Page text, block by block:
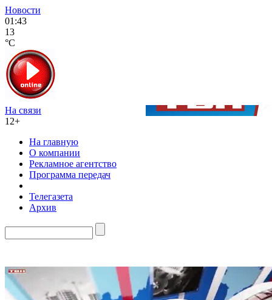
Новости
01:43
13
°C
На связи
12+
На главную
О компании
Рекламное агентство
Программа передач
Телегазета
Архив